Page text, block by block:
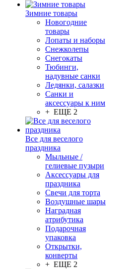
Зимние товары
Новогодние
товары
Лопаты и наборы
Снежколепы
Снегокаты
Тюбинги,
надувные санки
Ледянки, салазки
Санки и
аксессуары к ним
+ ЕЩЕ 2
Все для веселого
праздника
Мыльные /
гелиевые пузыри
Аксессуары для
праздника
Свечи для торта
Воздушные шары
Наградная
атрибутика
Подарочная
упаковка
Открытки,
конверты
+ ЕЩЕ 2